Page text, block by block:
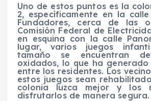
Uno de estos puntos es la
2, específicamente en la
Fundadores, cerca de las
Comisión Federal de
en esquina con la calle
lugar, varios juegos
tamaño se encuentran
oxidados, lo que ha
entre los residentes. Los
estos juegos sean
colonia luzca mejor y los
disfrutarlos de manera segura.